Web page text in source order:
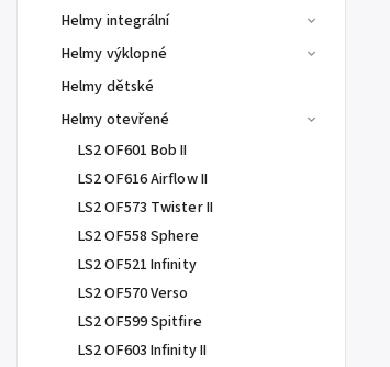
Helmy integrální
Helmy výklopné
Helmy dětské
Helmy otevřené
LS2 OF601 Bob II
LS2 OF616 Airflow II
LS2 OF573 Twister II
LS2 OF558 Sphere
LS2 OF521 Infinity
LS2 OF570 Verso
LS2 OF599 Spitfire
LS2 OF603 Infinity II